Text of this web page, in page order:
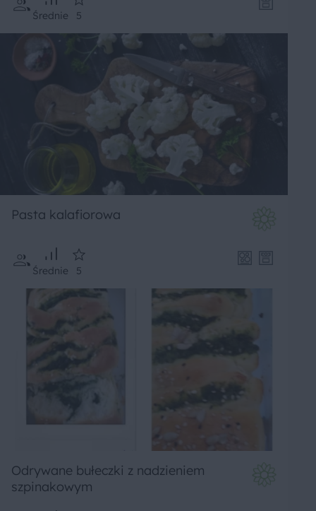
Średnie 5
Pasta kalafiorowa
Średnie 5
Odrywane bułeczki z nadzieniem
szpinakowym